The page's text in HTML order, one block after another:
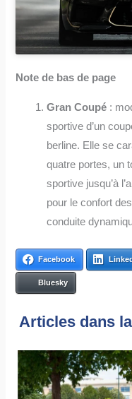
Note de bas de page
Gran Coupé :
sportive d’un
berline. Elle se
quatre portes, un
sportive jusqu’à
pour le confort
conduite
Facebook
Bluesky
Articles dans